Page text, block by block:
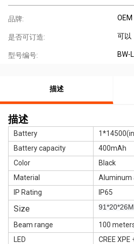
品牌: OEM
是否可订造: 可以
型号编号: BW-
描述
描述
Battery
Battery capacity
400mAh
Color
Black
Material
Aluminum
IP Rating
IP65
Size
Beam range
100
LED
CREE XPE